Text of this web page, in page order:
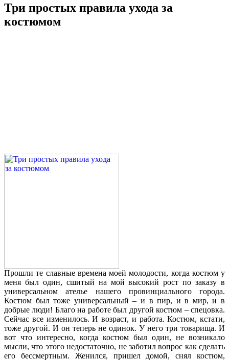
Три простых правила ухода за
костюмом
Прошли те славные времена моей молодости, когда костюм у
меня был один, сшитый на мой высокий рост по заказу в
универсальном ателье нашего провинциального города.
Костюм был тоже универсальный – и в пир, и в мир, и в
добрые люди! Благо на работе был другой костюм – спецовка.
Сейчас все изменилось. И возраст, и работа. Костюм, кстати,
тоже другой. И он теперь не одинок. У него три товарища. И
вот что интересно, когда костюм был один, не возникало
мысли, что этого недостаточно, не заботил вопрос как сделать
его бессмертным. Женился, пришел домой, снял костюм,